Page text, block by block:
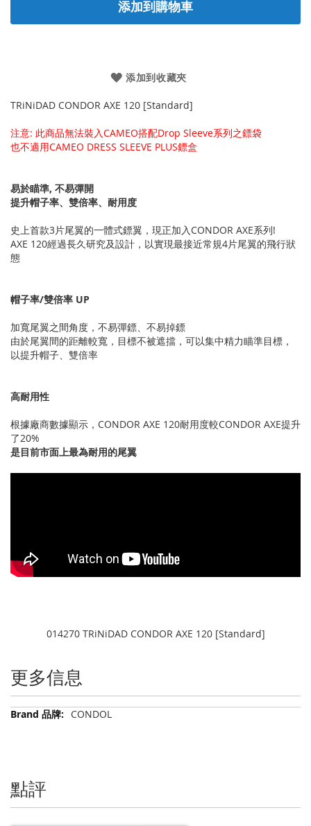
添加到購物車
添加到收藏夾
TRiNiDAD CONDOR AXE 120 [Standard]
注意: 此商品無法裝入CAMEO搭配Drop Sleeve系列之鏢袋
也不適用CAMEO DRESS SLEEVE PLUS鏢盒
易於瞄準, 不易彈開
提升帽子率、雙倍率、耐用度
史上首款3片尾翼的一體式鏢翼，現正加入CONDOR AXE系列!
AXE 120經過長久研究及設計，以實現最接近常規4片尾翼的飛行狀
態
帽子率/雙倍率 UP
加寬尾翼之間角度，不易彈鏢、不易掉鏢
由於尾翼間的距離較寬，目標不被遮擋，可以集中精力瞄準目標，
以提升帽子、雙倍率
高耐用性
根據廠商數據顯示，CONDOR AXE 120耐用度較CONDOR AXE提升
了20%
是目前市面上最為耐用的尾翼
014270 TRiNiDAD CONDOR AXE 120 [Standard]
更多信息
更
CONDOL
點評